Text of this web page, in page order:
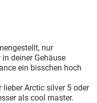
nur
deiner Gehäuse
ein bisschen hoch
Arctic silver 5 oder
als cool master.